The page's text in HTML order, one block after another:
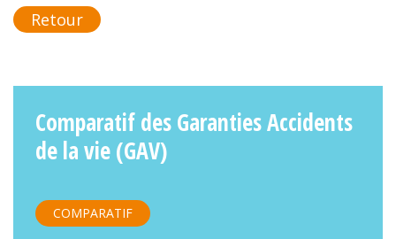
Retour
Comparatif des Garanties Accidents
de la vie (GAV)
COMPARATIF